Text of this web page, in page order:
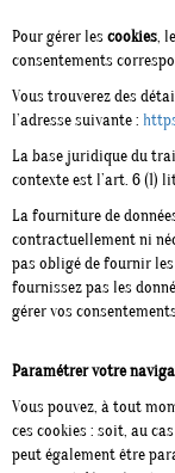
Pour gérer lescookies,
consentements
Vous trouverez des
l’adresse suivante :
La base juridique du
contexte est l’art. 6 (1)
La fourniture de
contractuellement ni
pas obligé de fournir
fournissez pas les
gérer vos
Paramétrer votre
Vous pouvez, à tout
ces cookies : soit, au
peut également être